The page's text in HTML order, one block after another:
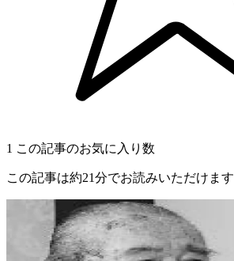
1 この記事のお気に入り数
この記事は約21分でお読みいただけます